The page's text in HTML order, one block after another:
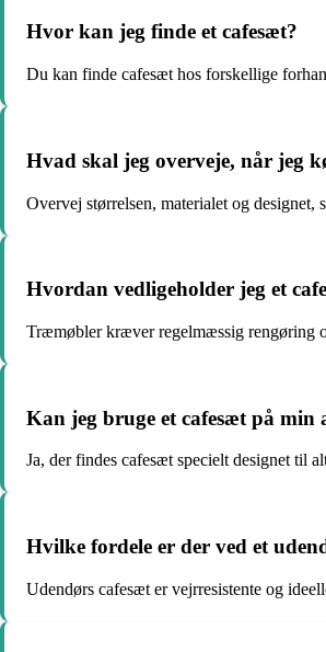
Hvor kan jeg finde et cafesæt?
Du kan finde cafesæt hos forskellige
Hvad skal jeg overveje, når jeg
Overvej størrelsen, materialet og
Hvordan vedligeholder jeg et
Træmøbler kræver regelmæssig rengøring
Kan jeg bruge et cafesæt på min
Ja, der findes cafesæt specielt designet til
Hvilke fordele er der ved et
Udendørs cafesæt er vejrresistente og